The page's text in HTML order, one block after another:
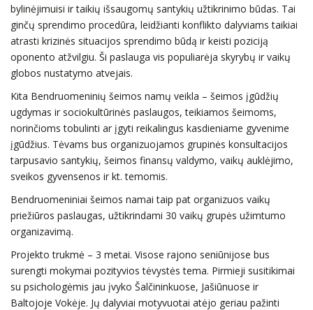
bylinėjimuisi ir taikių išsaugomų santykių užtikrinimo būdas. Tai
ginčų sprendimo procedūra, leidžianti konflikto dalyviams taikiai
atrasti krizinės situacijos sprendimo būdą ir keisti poziciją
oponento atžvilgiu. Ši paslauga vis populiarėja skyrybų ir vaikų
globos nustatymo atvejais.
Kita Bendruomeninių šeimos namų veikla – šeimos įgūdžių
ugdymas ir sociokultūrinės paslaugos, teikiamos šeimoms,
norinčioms tobulinti ar įgyti reikalingus kasdieniame gyvenime
įgūdžius. Tėvams bus organizuojamos grupinės konsultacijos
tarpusavio santykių, šeimos finansų valdymo, vaikų auklėjimo,
sveikos gyvensenos ir kt. temomis.
Bendruomeniniai šeimos namai taip pat organizuos vaikų
priežiūros paslaugas, užtikrindami 30 vaikų grupės užimtumo
organizavimą.
Projekto trukmė – 3 metai. Visose rajono seniūnijose bus
surengti mokymai pozityvios tėvystės tema. Pirmieji susitikimai
su psichologėmis jau įvyko Šalčininkuose, Jašiūnuose ir
Baltojoje Vokėje. Jų dalyviai motyvuotai atėjo geriau pažinti